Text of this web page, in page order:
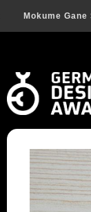
Mokume Gane